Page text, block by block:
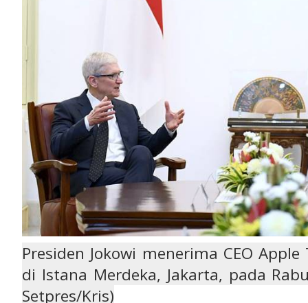
Presiden Jokowi menerima CEO
di Istana Merdeka, Jakarta, pada
Setpres/Kris)